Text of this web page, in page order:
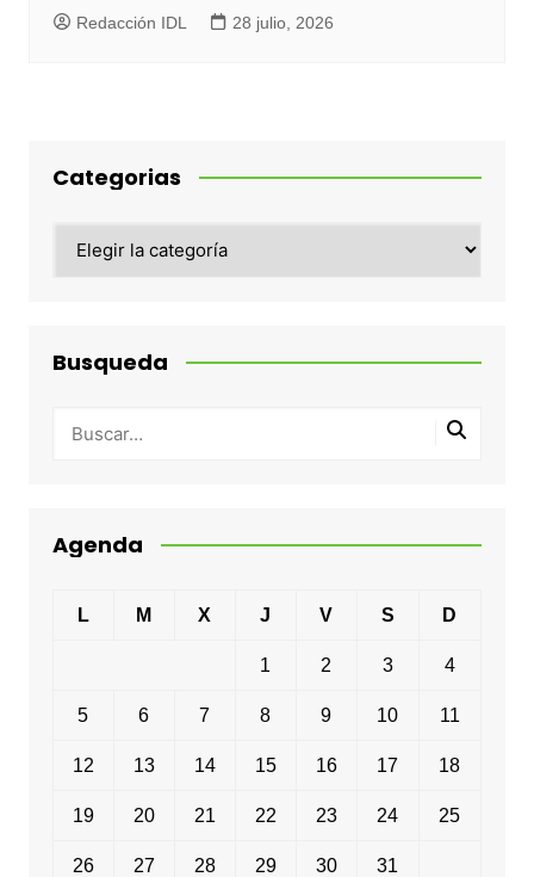
Redacción IDL 28 julio, 2026
Categorias
Busqueda
Agenda
L M X J V S D
1 2 3 4
5 6 7 8 9 10 11
12 13 14 15 16 17 18
19 20 21 22 23 24 25
26 27 28 29 30 31